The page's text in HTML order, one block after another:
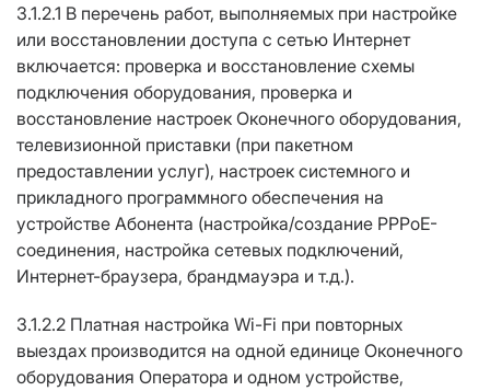
3.1.2.1 В перечень работ, выполняемых при настройке
или восстановлении доступа с сетью Интернет
включается: проверка и восстановление схемы
подключения оборудования, проверка и
восстановление настроек Оконечного оборудования,
телевизионной приставки (при пакетном
предоставлении услуг), настроек системного и
прикладного программного обеспечения на
устройстве Абонента (настройка/создание PPPoE-
соединения, настройка сетевых подключений,
Интернет-браузера, брандмауэра и т.д.).
3.1.2.2 Платная настройка Wi-Fi при повторных
выездах производится на одной единице Оконечного
оборудования Оператора и одном устройстве,